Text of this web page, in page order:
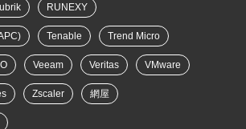
RUNEXY
Tenable Trend Micro
Veeam Veritas VMware
Zscaler 網屋